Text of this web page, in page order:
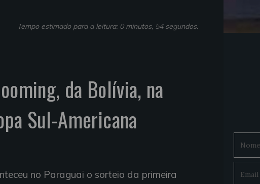
Tempo estimado para a leitura: 0 minutos, 54 segundos.
da Bolívia, na
Sul-Americana
no Paraguai o sorteio da primeira